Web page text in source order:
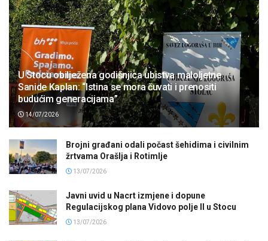
U Stocu obilježena godišnjica ubistva maloljetne
Sanide Kaplan: “Istina se mora čuvati i prenositi
budućim generacijama”
14/07/2026
Brojni građani odali počast šehidima i civilnim
žrtvama Orašlja i Rotimlje
13/07/2026
Javni uvid u Nacrt izmjene i dopune
Regulacijskog plana Vidovo polje II u Stocu
13/07/2026